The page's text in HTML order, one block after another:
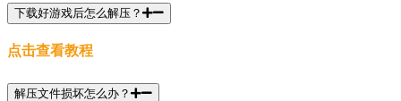
下载好游戏后怎么解压？
点击查看教程
解压文件损坏怎么办？